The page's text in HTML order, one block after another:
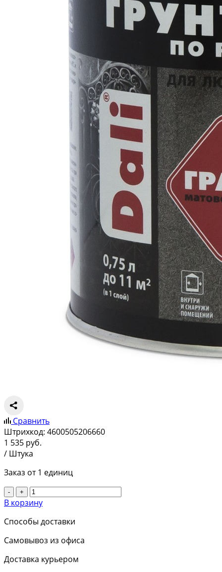
Сравнить
Штрихкод: 4600505206660
1 535 руб.
/ Штука
Заказ от 1 единиц
- +
В корзину
Способы доставки
Самовывоз из офиса
Доставка курьером